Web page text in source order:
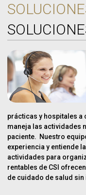
prácticas y hospitales a
maneja las actividades
paciente. Nuestro
experiencia y entiende
actividades para
rentables de CSI
de cuidado de salud